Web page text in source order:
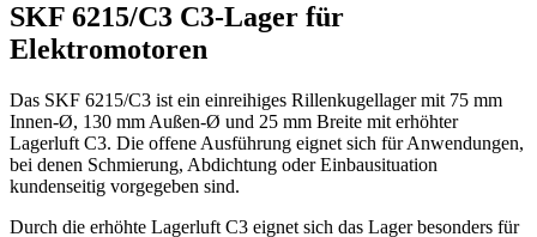
SKF 6215/C3 C3-Lager für
Elektromotoren
Das SKF 6215/C3 ist ein einreihiges Rillenkugellager mit 75 mm
Innen-Ø, 130 mm Außen-Ø und 25 mm Breite mit erhöhter
Lagerluft C3. Die offene Ausführung eignet sich für Anwendungen,
bei denen Schmierung, Abdichtung oder Einbausituation
kundenseitig vorgegeben sind.
Durch die erhöhte Lagerluft C3 eignet sich das Lager besonders für